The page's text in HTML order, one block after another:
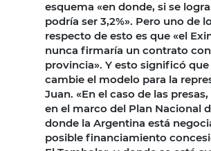
esquema «en donde, si se
podría ser 3,2%». Pero uno de
respecto de esto es que «el
nunca firmaría un contrato
provincia». Y esto significó que
cambie el modelo para la
Juan. «En el caso de las
en el marco del Plan Nacional
donde la Argentina está
posible financiamiento